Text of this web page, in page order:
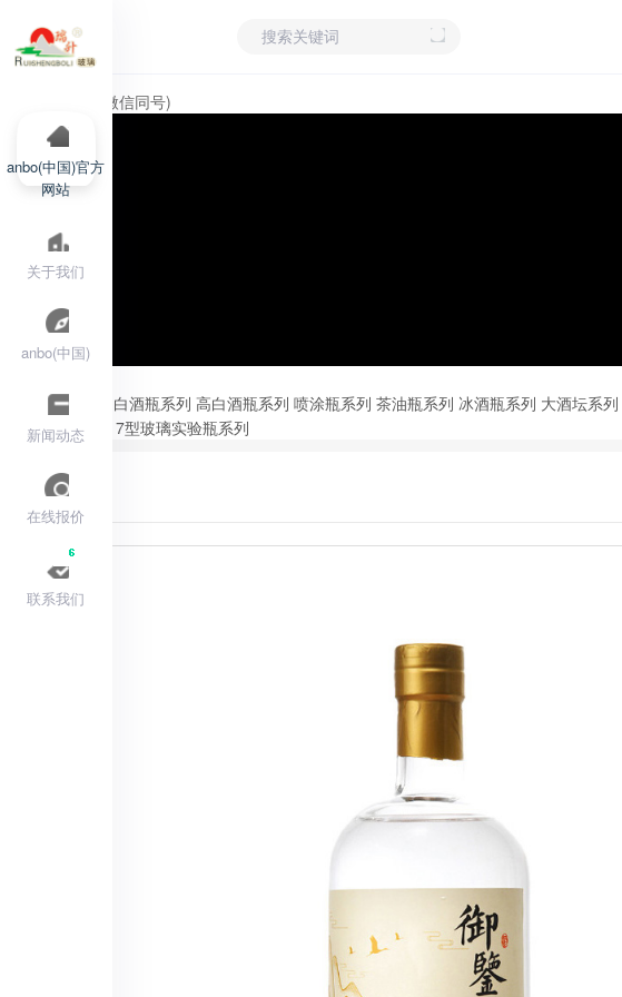
anbo(中国)官方
网站
关于我们
anbo(中国)
新闻动态
在线报价
联系我们
15705309199(微信同号)
新款酒瓶系列
晶白酒瓶系列 高白酒瓶系列 喷涂瓶系列 茶油瓶系列 冰酒瓶系列 大酒坛系列
铝瓶盖系列GG17型玻璃实验瓶系列